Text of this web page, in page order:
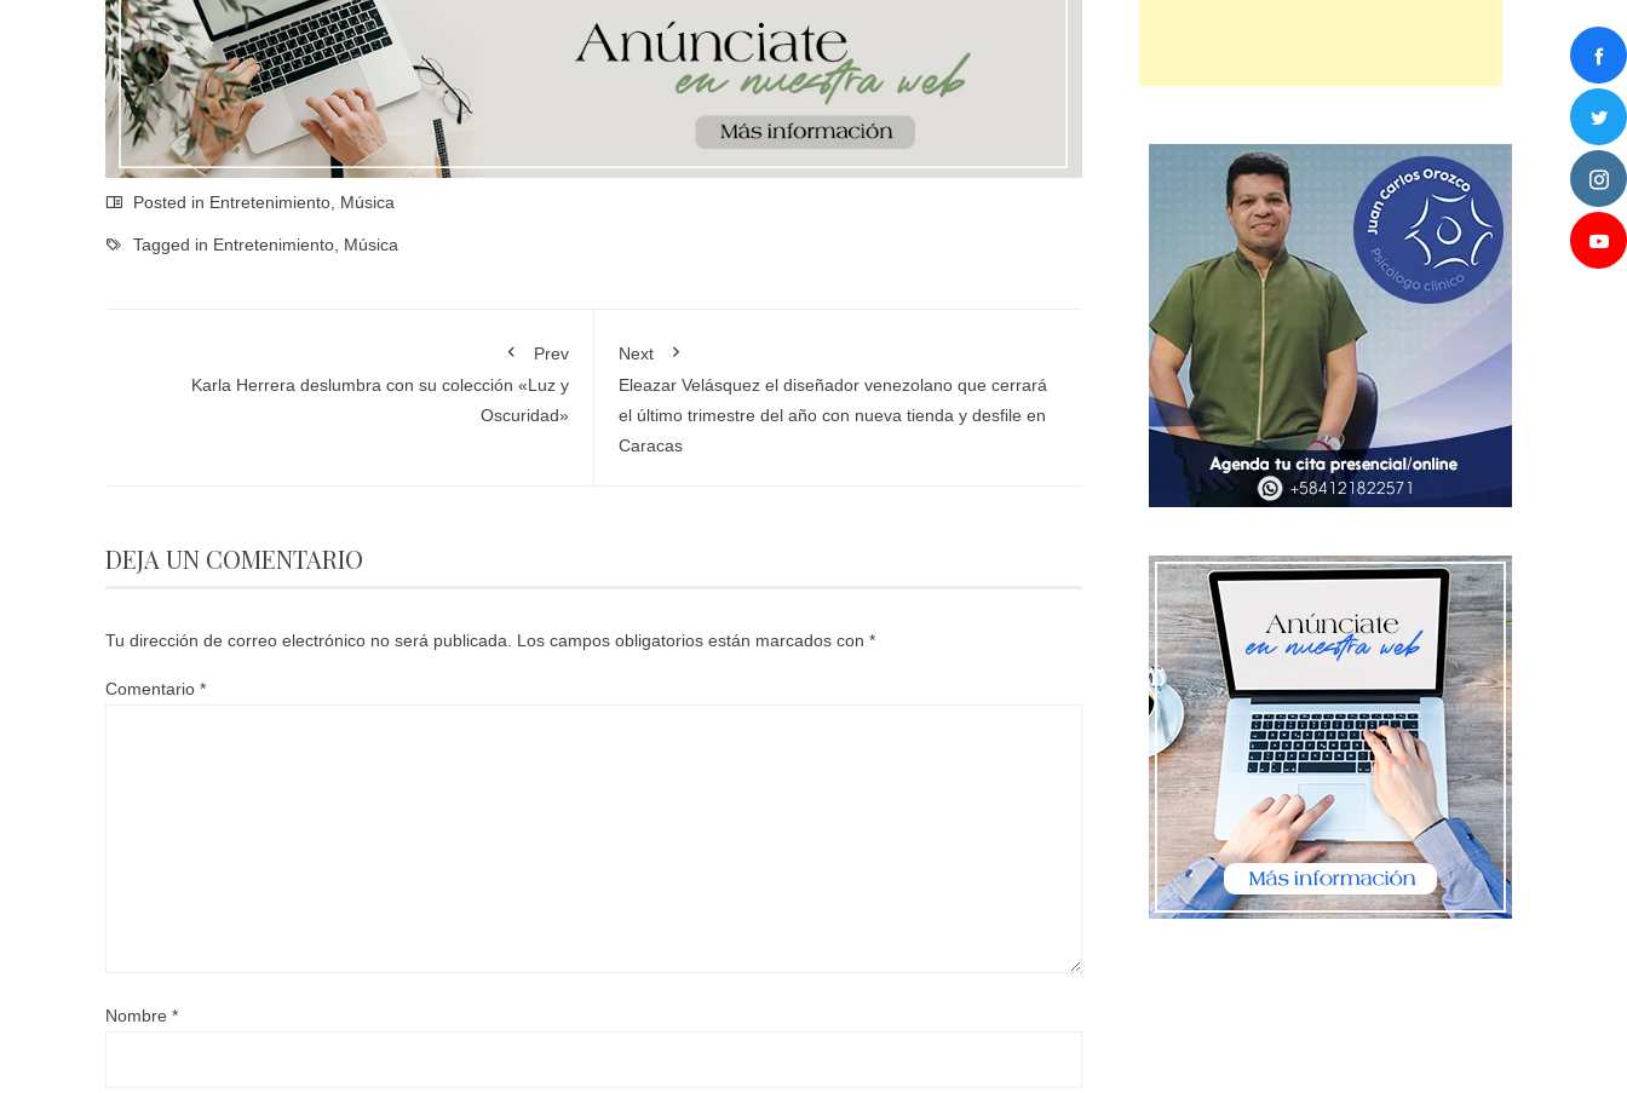
Posted in Entretenimiento Música
Tagged in Entretenimiento Música
Prev
Karla Herrera deslumbra con su colección «Luz y
Oscuridad»
Next
Eleazar Velásquez el diseñador venezolano que cerrará
el último trimestre del año con nueva tienda y desfile en
Caracas
DEJA UN COMENTARIO
Tu dirección de correo electrónico no será publicada. Los campos obligatorios están marcados con *
Comentario *
Nombre *